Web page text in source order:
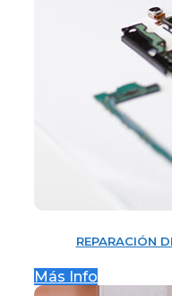
REPARACIÓN
Más Info